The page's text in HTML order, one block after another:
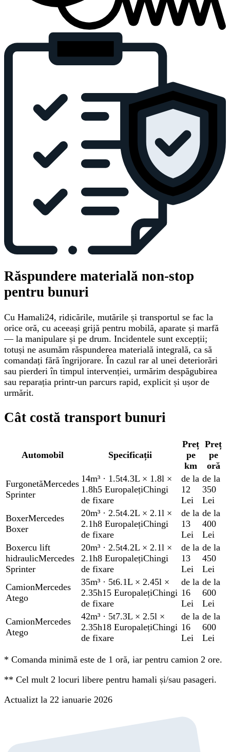
Răspundere materială non-stop
pentru bunuri
Cu Hamali24, ridicările, mutările și transportul se fac la
orice oră, cu aceeași grijă pentru mobilă, aparate și marfă
— la manipulare și pe drum. Incidentele sunt excepții;
totuși ne asumăm răspunderea materială integrală, ca să
comandați fără îngrijorare. În cazul rar al unei deteriorări
sau pierderi în timpul intervenției, urmărim despăgubirea
sau reparația printr-un parcurs rapid, explicit și ușor de
urmărit.
Cât costă transport bunuri
Automobil Specificații
Preț
pe
km
Preț
pe
oră
FurgonetăMercedes
Sprinter
14m³ · 1.5t4.3L × 1.8l ×
1.8h5 EuropalețiChingi
de fixare
de la
12
Lei
de la
350
Lei
BoxerMercedes
Boxer
20m³ · 2.5t4.2L × 2.1l ×
2.1h8 EuropalețiChingi
de fixare
de la
13
Lei
de la
400
Lei
Boxercu lift
hidraulicMercedes
Sprinter
20m³ · 2.5t4.2L × 2.1l ×
2.1h8 EuropalețiChingi
de fixare
de la
13
Lei
de la
450
Lei
CamionMercedes
Atego
35m³ · 5t6.1L × 2.45l ×
2.35h15 EuropalețiChingi
de fixare
de la
16
Lei
de la
600
Lei
CamionMercedes
Atego
42m³ · 5t7.3L × 2.5l ×
2.35h18 EuropalețiChingi
de fixare
de la
16
Lei
de la
600
Lei
* Comanda minimă este de 1 oră, iar pentru camion 2 ore.
** Cel mult 2 locuri libere pentru hamali și/sau pasageri.
Actualizt la 22 ianuarie 2026